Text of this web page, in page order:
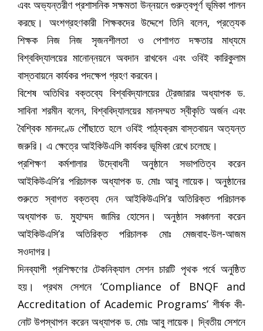
এবং অভ্যন্তরীণ প্রশাসনিক সক্ষমতা উন্নয়নে গুরুত্বপূর্ণ ভূমিকা পালন
করছে। অংশগ্রহণকারী শিক্ষকদের উদ্দেশে তিনি বলেন, প্রত্যেক
শিক্ষক নিজ নিজ সৃজনশীলতা ও পেশাগত দক্ষতার মাধ্যমে
বিশ্ববিদ্যালয়ের মানোন্নয়নে অবদান রাখবেন এবং ওবিই কারিকুলাম
বাস্তবায়নে কার্যকর পদক্ষেপ গ্রহণ করবেন।
বিশেষ অতিথির বক্তব্যে বিশ্ববিদ্যালয়ের ট্রেজারার অধ্যাপক ড.
সাবিনা শরমীন বলেন, বিশ্ববিদ্যালয়ের মানসম্মত স্বীকৃতি অর্জন এবং
বৈশ্বিক মানদণ্ডে পৌঁছাতে হলে ওবিই পাঠ্যক্রম বাস্তবায়ন অত্যন্ত
জরুরি। এ ক্ষেত্রে আইকিউএসি কার্যকর ভূমিকা রেখে চলেছে।
প্রশিক্ষণ কর্মশালার উদ্বোধনী অনুষ্ঠানে সভাপতিত্ব করেন
আইকিউএসি’র পরিচালক অধ্যাপক ড. মোঃ আবু লায়েক। অনুষ্ঠানের
শুরুতে স্বাগত বক্তব্য দেন আইকিউএসি’র অতিরিক্ত পরিচালক
অধ্যাপক ড. মুহাম্মদ জামির হোসেন। অনুষ্ঠান সঞ্চালনা করেন
আইকিউএসি’র অতিরিক্ত পরিচালক মোঃ মেজবাহ-উল-আজম
সওদাগর।
দিনব্যাপী প্রশিক্ষণের টেকনিক্যাল সেশন চারটি পৃথক পর্বে অনুষ্ঠিত
হয়। প্রথম সেশনে ‘Compliance of BNQF and
Accreditation of Academic Programs’ শীর্ষক কী-
নোট উপস্থাপন করেন অধ্যাপক ড. মোঃ আবু লায়েক। দ্বিতীয় সেশনে